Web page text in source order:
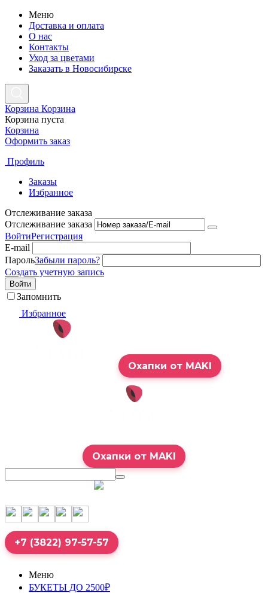
Меню
Доставка и оплата
О нас
Контакты
Уход за цветами
Заказать в Новосибирске
Корзина Корзина
Корзина пуста
Корзина
Оформить заказ
Профиль
Заказы
Избранное
Отслеживание заказа
Отслеживание заказа
ВойтиРегистрация
E-mail
ПарольЗабыли пароль?
Создать учетную запись
Войти
Запомнить
Избранное
Охапки от MAKI
Охапки от MAKI
+7 (3822) 97-57-57
Меню
БУКЕТЫ ДО 2500₽